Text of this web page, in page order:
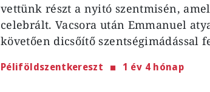
vettünk részt a nyitó szentmisén,
celebrált. Vacsora után Emmanuel
követően dicsőítő szentségimádással
Péliföldszentkereszt 1 év 4 hónap